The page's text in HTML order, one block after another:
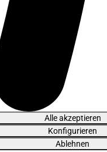
Alle akzeptieren
Konfigurieren
Ablehnen